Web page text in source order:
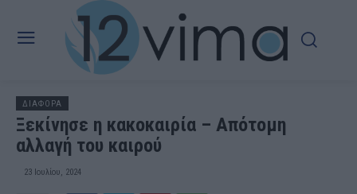
ΔΙΑΦΟΡΑ
Ξεκίνησε η κακοκαιρία – Απότομη
αλλαγή του καιρού
23 Ιουλίου, 2024